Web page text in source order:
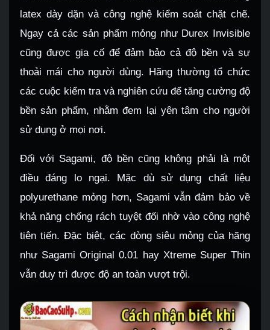
latex dày dặn và công nghệ kiểm soát chặt chẽ.
Ngay cả các sản phẩm mỏng như Durex Invisible
cũng được gia cố để đảm bảo cả độ bền và sự
thoải mái cho người dùng. Hãng thường tổ chức
các cuộc kiểm tra và nghiên cứu để tăng cường độ
bền sản phẩm, nhằm đem lại yên tâm cho người
sử dụng ở mọi nơi.
Đối với Sagami, độ bền cũng không phải là một
điều đáng lo ngại. Mặc dù sử dụng chất liệu
polyurethane mỏng hơn, Sagami vẫn đảm bảo về
khả năng chống rách tuyệt đối nhờ vào công nghệ
tiên tiến. Đặc biệt, các dòng siêu mỏng của hãng
như Sagami Original 0.01 hay Xtreme Super Thin
vẫn duy trì được độ an toàn vượt trội.